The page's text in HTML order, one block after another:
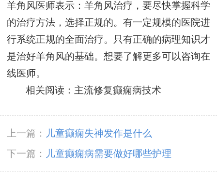
羊角风医师表示：羊角风治疗，要尽快掌握科学
的治疗方法，选择正规的。有一定规模的医院进
行系统正规的全面治疗。只有正确的病理知识才
是治好羊角风的基础。想要了解更多可以咨询在
线医师。
相关阅读：主流修复癫痫病技术
上一篇：
儿童癫痫失神发作是什么
下一篇：
儿童癫痫病需要做好哪些护理